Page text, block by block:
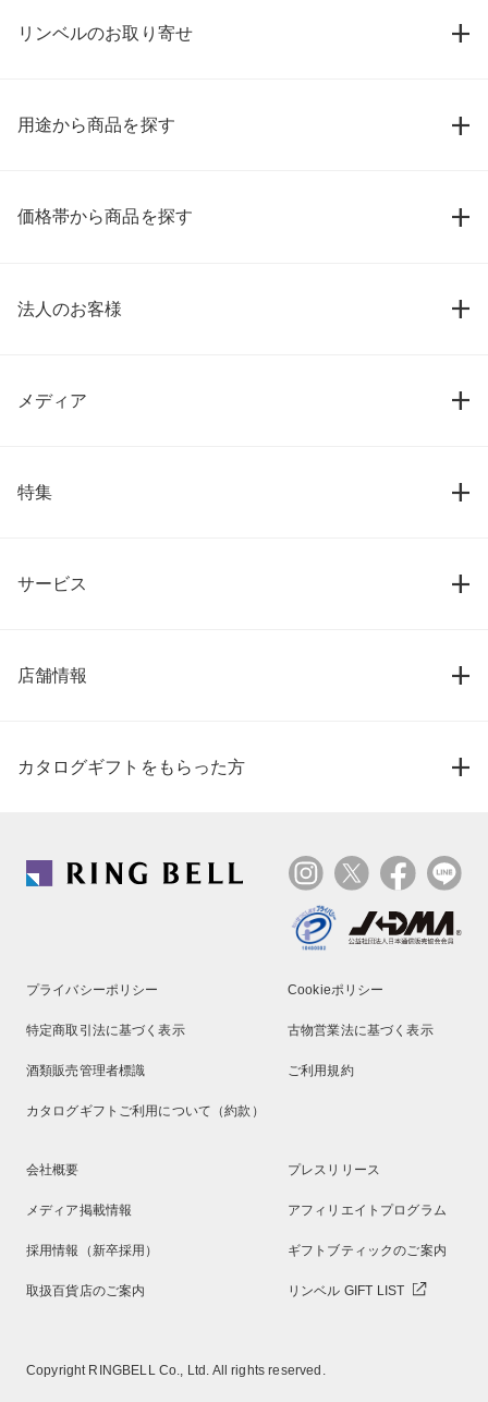
リンベルのお取り寄せ
用途から商品を探す
価格帯から商品を探す
法人のお客様
メディア
特集
サービス
店舗情報
カタログギフトをもらった方
プライバシーポリシー Cookieポリシー
特定商取引法に基づく表示 古物営業法に基づく表示
酒類販売管理者標識 ご利用規約
カタログギフトご利用について（約款）
会社概要 プレスリリース
メディア掲載情報 アフィリエイトプログラム
採用情報（新卒採用） ギフトブティックのご案内
取扱百貨店のご案内 リンベル GIFT LIST
Copyright RINGBELL Co., Ltd. All rights reserved.